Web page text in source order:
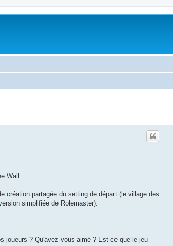
Wall.
création partagée du setting de départ (le village des
simplifiée de Rolemaster).
joueurs ? Qu'avez-vous aimé ? Est-ce que le jeu